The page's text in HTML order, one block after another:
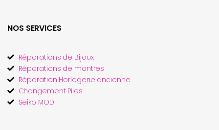
NOS SERVICES
Réparations de Bijoux
Réparations de montres
Réparation Horlogerie ancienne
Changement Piles
Seiko MOD